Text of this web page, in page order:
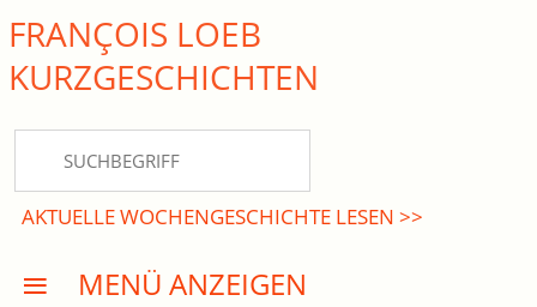
close Submenü
KURZGESCHICHTEN
DREISATZROMANE
PRESSE
FRANÇOIS LOEB
KURZ­GESCHICHTEN
AKTUELLE WOCHENGESCHICHTE LESEN >>
MENÜ ANZEIGEN